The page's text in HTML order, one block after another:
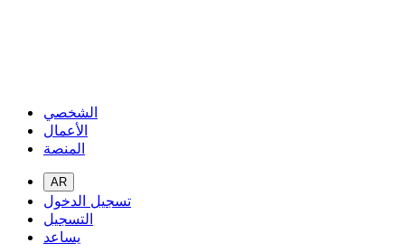
الشخصي
الأعمال
المنصة
AR
تسجيل الدخول
التسجيل
يساعد